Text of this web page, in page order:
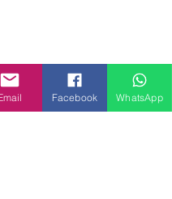
Facebook WhatsApp